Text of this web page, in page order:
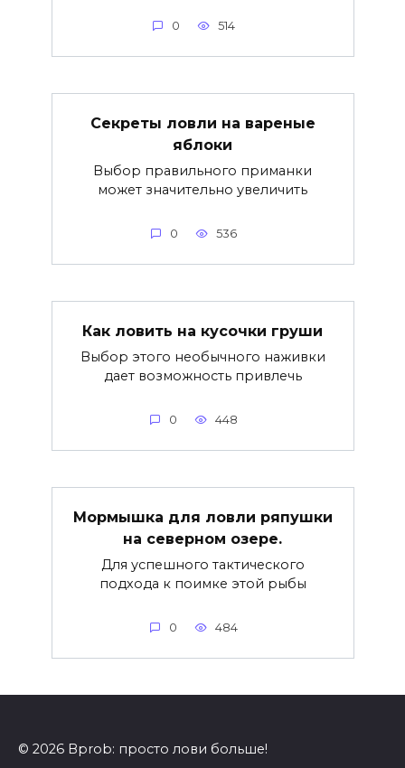
0 514
Секреты ловли на вареные
яблоки
Выбор правильного приманки
может значительно увеличить
0 536
Как ловить на кусочки груши
Выбор этого необычного наживки
дает возможность привлечь
0 448
Мормышка для ловли ряпушки
на северном озере.
Для успешного тактического
подхода к поимке этой рыбы
0 484
© 2026 Bprob: просто лови больше!